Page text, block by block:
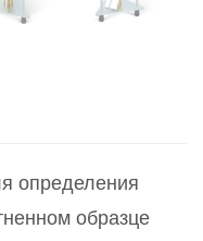
определения
образце